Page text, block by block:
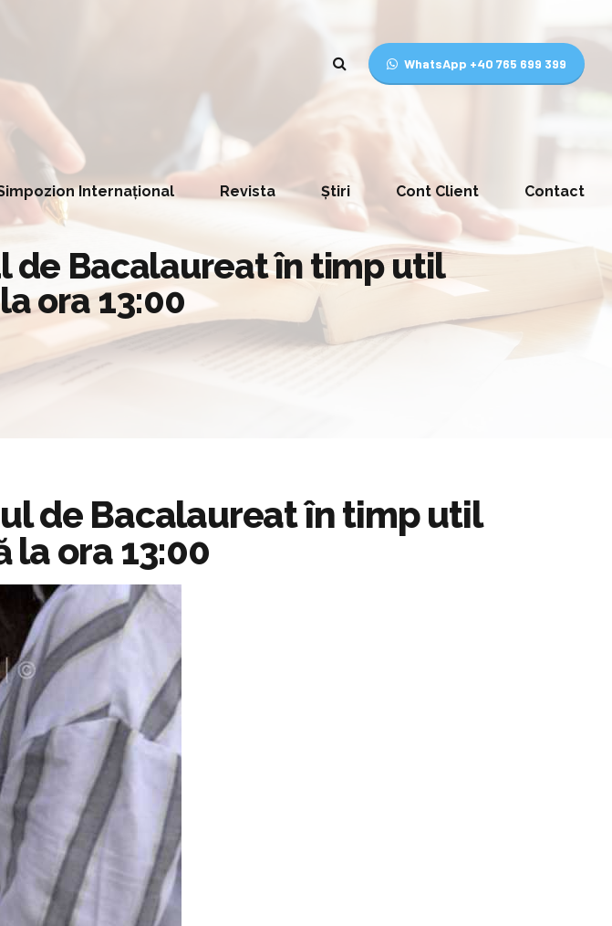
WhatsApp +40 765 699 399
Internațional Revista Știri Cont Client Contact
de Bacalaureat în timp util
ora 13:00
de Bacalaureat în timp util
la ora 13:00